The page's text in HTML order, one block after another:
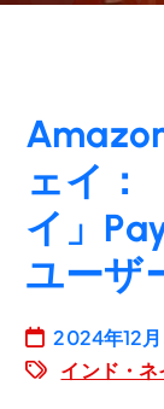
ェイ：
イ」
ユーザ
2024年12
インド・ネ